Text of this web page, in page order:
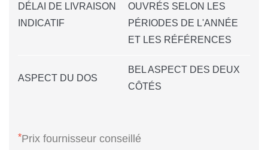
DÉLAI DE LIVRAISON
INDICATIF
OUVRÉS SELON LES
PÉRIODES DE L'ANNÉE
ET LES RÉFÉRENCES
ASPECT DU DOS
BEL ASPECT DES DEUX
CÔTÉS
*Prix fournisseur conseillé